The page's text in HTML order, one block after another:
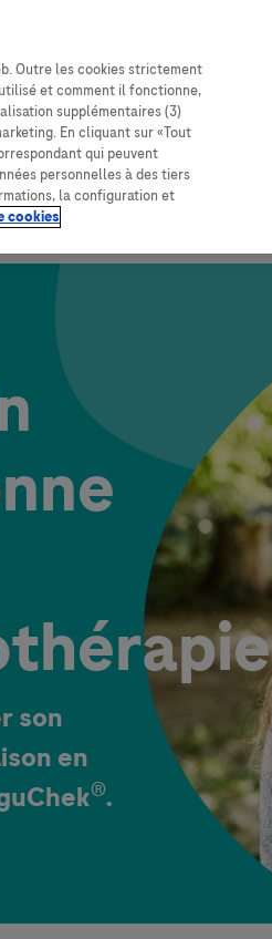
son indépendance
son
en
®.
Outre les cookies strictement
et comment il fonctionne,
supplémentaires (3)
En cliquant sur «Tout
qui peuvent
personnelles à des tiers
la configuration et
cookies